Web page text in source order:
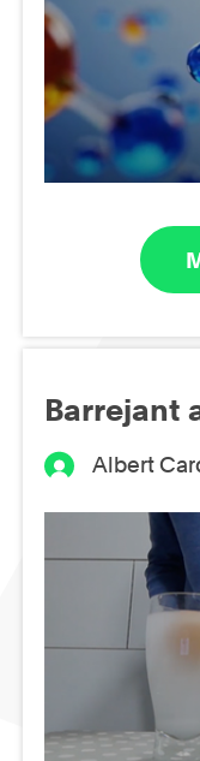
Barrejant
Albert